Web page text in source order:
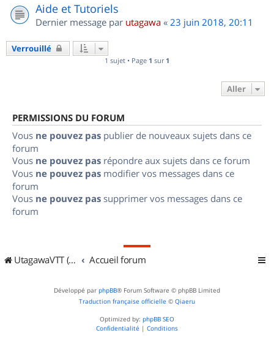
Aide et Tutoriels
Dernier message par utagawa « 23 juin 2018, 20:11
Verrouillé
1 sujet • Page 1 sur 1
Aller
PERMISSIONS DU FORUM
Vous ne pouvez pas publier de nouveaux sujets dans ce
forum
Vous ne pouvez pas répondre aux sujets dans ce forum
Vous ne pouvez pas modifier vos messages dans ce
forum
Vous ne pouvez pas supprimer vos messages dans ce
forum
UtagawaVTT (Randos VTT et VTTAE avec traces GPS) Accueil forum
Développé par phpBB® Forum Software © phpBB Limited
Traduction française officielle © Qiaeru
Optimized by: phpBB SEO
Confidentialité | Conditions